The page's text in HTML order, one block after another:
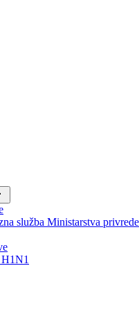
služba Ministarstva privrede